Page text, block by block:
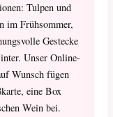
Tulpen und
im Frühsommer,
Gestecke
Unser Online-
Wunsch fügen
eine Box
Wein bei.